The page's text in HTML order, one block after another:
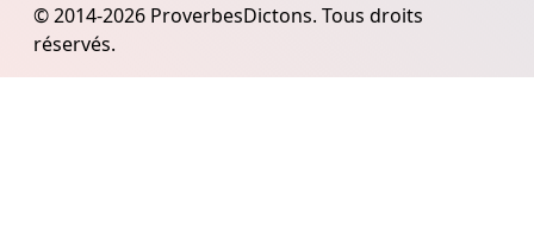
© 2014-2026 ProverbesDictons. Tous droits
réservés.